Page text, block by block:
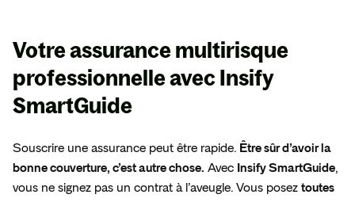
Votre assurance multirisque
professionnelle avecInsify
SmartGuide
Souscrire une assurance peut être rapide. Être sûr d’avoir la
bonne couverture, c’est autre chose. Avec Insify SmartGuide,
vous ne signez pas un contrat à l’aveugle. Vous posez toutes